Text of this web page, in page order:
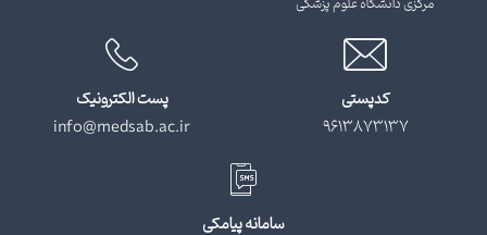
مرکزی دانشگاه علوم پزشکی
کدپستی
9613873137
پست الکترونیک
info@medsab.ac.ir
سامانه پیامکی